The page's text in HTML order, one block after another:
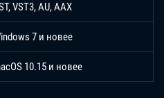
VST3, AU, AAX
7 и новее
10.15 и новее